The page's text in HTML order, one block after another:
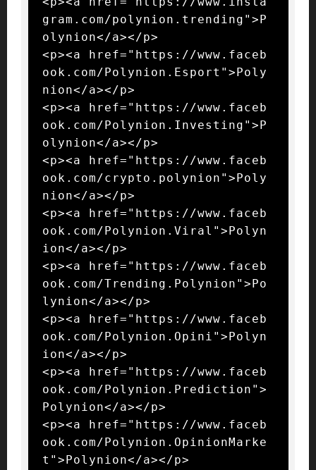
gram.com/polynion.trending">P
olynion</a></p>
<p><a href="https://www.faceb
ook.com/Polynion.Esport">Poly
nion</a></p>
<p><a href="https://www.faceb
ook.com/Polynion.Investing">P
olynion</a></p>
<p><a href="https://www.faceb
ook.com/crypto.polynion">Poly
nion</a></p>
<p><a href="https://www.faceb
ook.com/Polynion.Viral">Polyn
ion</a></p>
<p><a href="https://www.faceb
ook.com/Trending.Polynion">Po
lynion</a></p>
<p><a href="https://www.faceb
ook.com/Polynion.Opini">Polyn
ion</a></p>
<p><a href="https://www.faceb
ook.com/Polynion.Prediction">
Polynion</a></p>
<p><a href="https://www.faceb
ook.com/Polynion.OpinionMarke
t">Polynion</a></p>